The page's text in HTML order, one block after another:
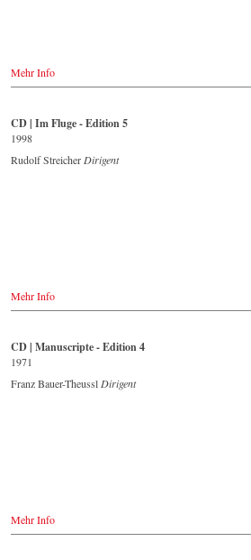
Mehr Info
CD | Im Fluge - Edition 5
1998
Rudolf Streicher Dirigent
Mehr Info
CD | Manuscripte - Edition 4
1971
Franz Bauer-Theussl Dirigent
Mehr Info